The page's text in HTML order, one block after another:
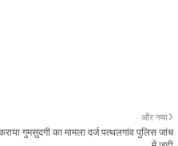
और नया
गुमसुदगी का मामला दर्ज पत्थलगांव पुलिस जांच